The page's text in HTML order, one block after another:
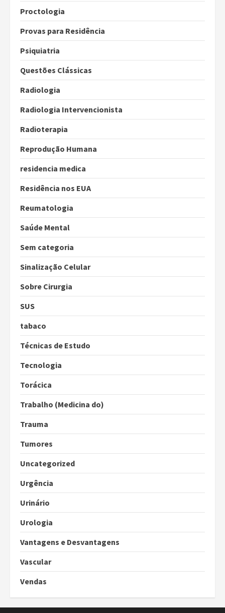
Proctologia
Provas para Residência
Psiquiatria
Questões Clássicas
Radiologia
Radiologia Intervencionista
Radioterapia
Reprodução Humana
residencia medica
Residência nos EUA
Reumatologia
Saúde Mental
Sem categoria
Sinalização Celular
Sobre Cirurgia
SUS
tabaco
Técnicas de Estudo
Tecnologia
Torácica
Trabalho (Medicina do)
Trauma
Tumores
Uncategorized
Urgência
Urinário
Urologia
Vantagens e Desvantagens
Vascular
Vendas